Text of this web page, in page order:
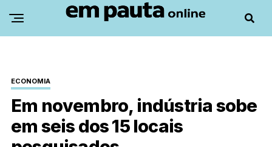
ECONOMIA
Em novembro, indústria sobe
em seis dos 15 locais